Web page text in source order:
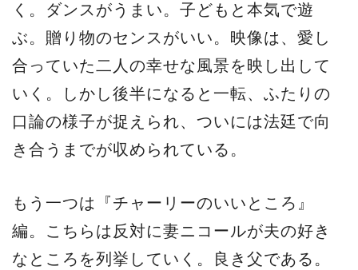
く。ダンスがうまい。子どもと本気で遊
ぶ。贈り物のセンスがいい。映像は、愛し
合っていた二人の幸せな風景を映し出して
いく。しかし後半になると一転、ふたりの
口論の様子が捉えられ、ついには法廷で向
き合うまでが収められている。
もう一つは『チャーリーのいいところ』
編。こちらは反対に妻ニコールが夫の好き
なところを列挙していく。良き父である。